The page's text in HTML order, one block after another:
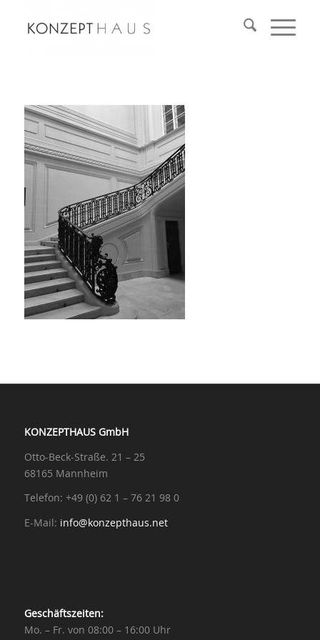
KONZEPTHAUS GmbH
Otto-Beck-Straße. 21 – 25
68165 Mannheim
Telefon: +49 (0) 62 1 – 76 21 98 0
E-Mail: info@konzepthaus.net
Geschäftszeiten:
Mo. – Fr. von 08:00 – 16:00 Uhr